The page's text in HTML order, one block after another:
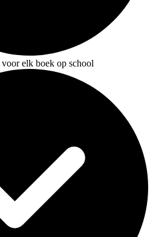
elk boek op school